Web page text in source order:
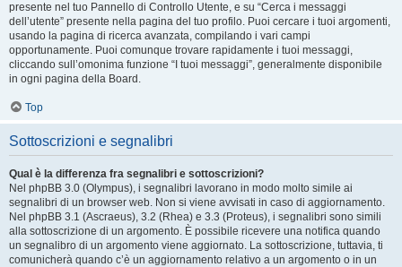
presente nel tuo Pannello di Controllo Utente, e su “Cerca i messaggi
dell’utente” presente nella pagina del tuo profilo. Puoi cercare i tuoi argomenti,
usando la pagina di ricerca avanzata, compilando i vari campi
opportunamente. Puoi comunque trovare rapidamente i tuoi messaggi,
cliccando sull’omonima funzione “I tuoi messaggi”, generalmente disponibile
in ogni pagina della Board.
Top
Sottoscrizioni e segnalibri
Qual è la differenza fra segnalibri e sottoscrizioni?
Nel phpBB 3.0 (Olympus), i segnalibri lavorano in modo molto simile ai
segnalibri di un browser web. Non si viene avvisati in caso di aggiornamento.
Nel phpBB 3.1 (Ascraeus), 3.2 (Rhea) e 3.3 (Proteus), i segnalibri sono simili
alla sottoscrizione di un argomento. È possibile ricevere una notifica quando
un segnalibro di un argomento viene aggiornato. La sottoscrizione, tuttavia, ti
comunicherà quando c’è un aggiornamento relativo a un argomento o in un